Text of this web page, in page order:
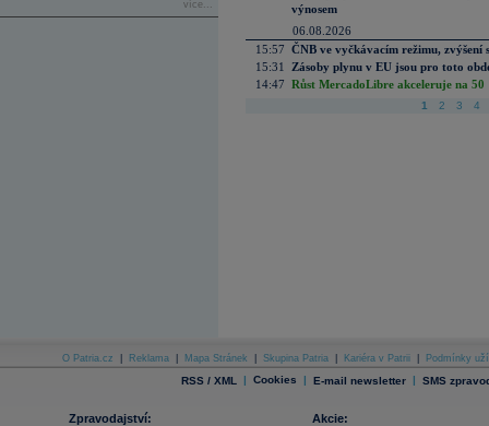
více...
výnosem
06.08.2026
15:57 ČNB ve vyčkávacím režimu, zvýšení
15:31
Zásoby plynu v EU jsou pro toto
14:47 Růst MercadoLibre akceleruje na
1 2 3 4
O Patria.cz Reklama Mapa Stránek Skupina Patria Kariéra v Patrii Podmínky
RSS / XML | Cookies | E-mail newsletter | SMS
Zpravodajství:
Akcie: